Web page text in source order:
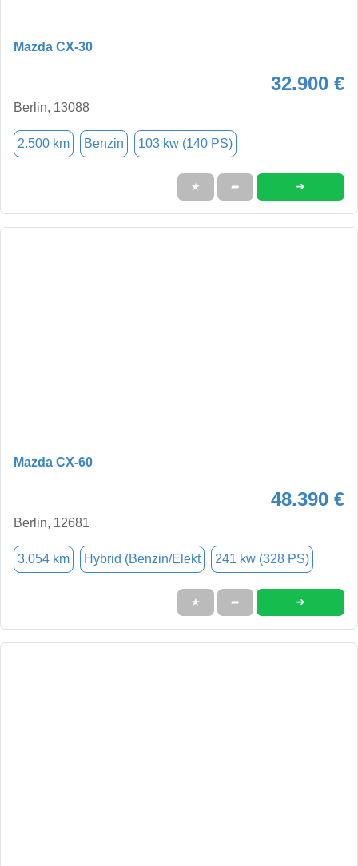
Mazda CX-30
32.900 €
Berlin, 13088
2.500 km Benzin 103 kw (140 PS)
★ ➦ ➜
Mazda CX-60
48.390 €
Berlin, 12681
3.054 km Hybrid (Benzin/Elekt 241 kw (328 PS)
★ ➦ ➜